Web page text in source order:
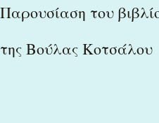
Παρουσίαση του
της Βούλας Κοτσάλου